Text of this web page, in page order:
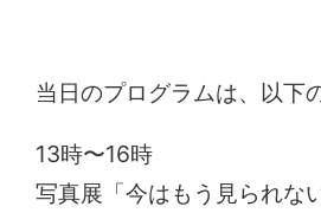
当日のプログラムは、以下
13時〜16時
写真展「今はもう見られな